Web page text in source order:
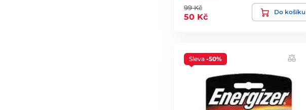
99 Kč
50 Kč
Do košíku
Sleva -50%